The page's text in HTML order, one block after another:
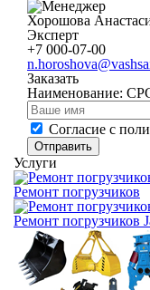
Хорошова
Эксперт
+7 000-07-00
Заказать
Наименование:
Cогласие с
Отправить
Услуги
Ремонт погрузчиков
Ремонт погрузчиков